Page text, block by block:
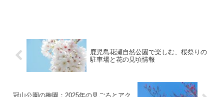
鹿児島花瀬自然公園で楽しむ、桜祭りの
駐車場と花の見頃情報
冠山公園の梅園：2025年の見ごろとアク